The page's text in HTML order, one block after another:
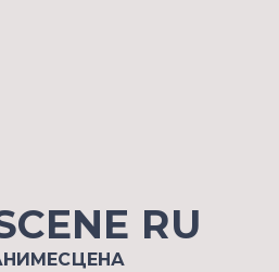
RU